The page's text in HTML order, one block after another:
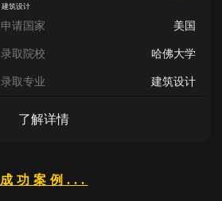
建筑设计
申请国家 美国
录取院校 哈佛大学
录取专业 建筑设计
了解详情
成功案例...